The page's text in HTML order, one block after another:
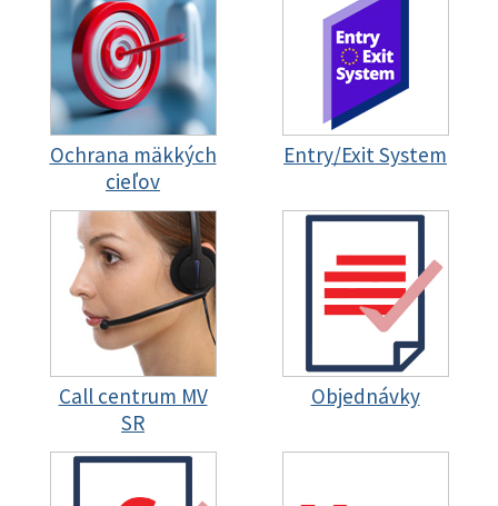
Ochrana mäkkých
cieľov
Entry/Exit System
Call centrum MV
SR
Objednávky